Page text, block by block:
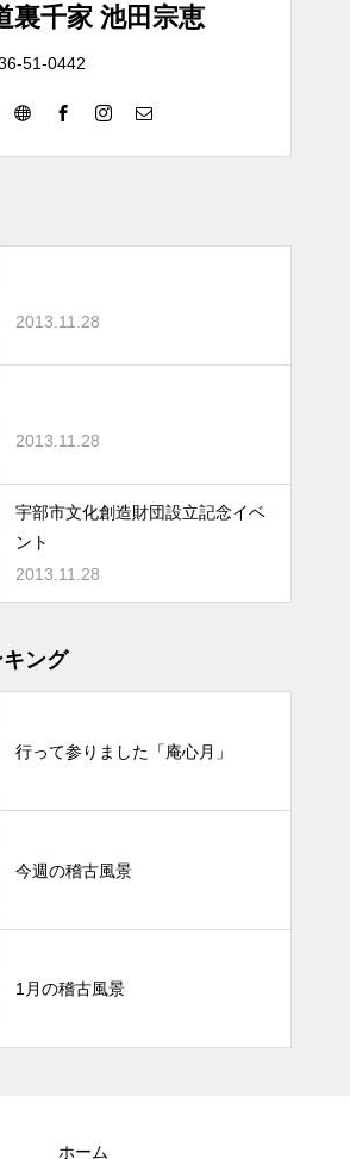
裏千家 池田宗恵
51-0442
2013.11.28
2013.11.28
宇部市文化創造財団設立記念イベ
ント
2013.11.28
ング
行って参りました「庵心月」
今週の稽古風景
1月の稽古風景
ホーム